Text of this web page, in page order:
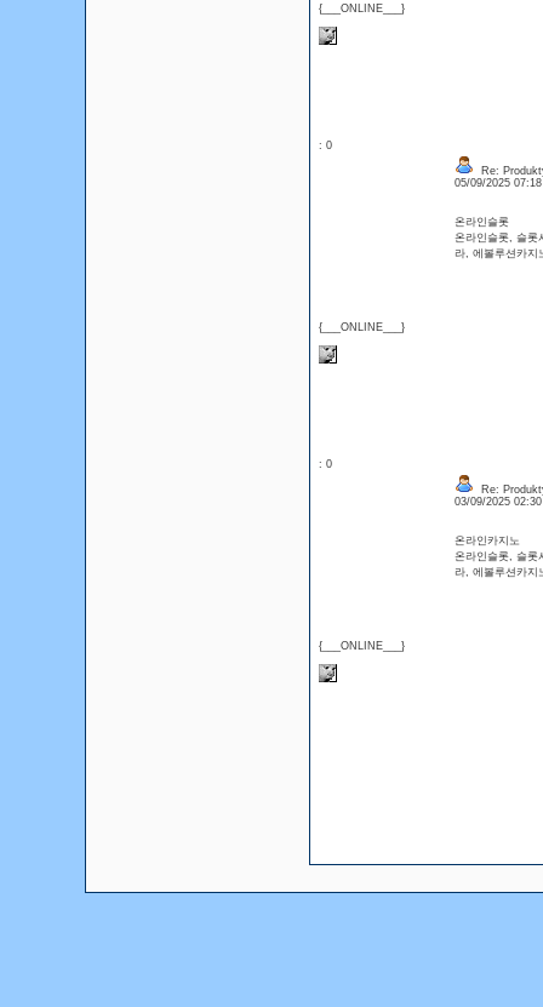
{___ONLINE___}
: 0
{___ONLINE___}
Re:
05/09/2025
온라인슬롯
온라인슬롯, 슬롯
라, 에볼루션카
: 0
{___ONLINE___}
Re:
03/09/2025
온라인카지노
온라인슬롯, 슬롯
라, 에볼루션카